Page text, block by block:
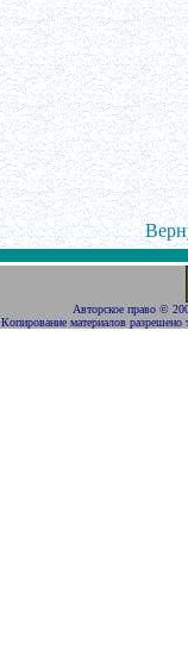
Авторское право ©
Копирование материалов